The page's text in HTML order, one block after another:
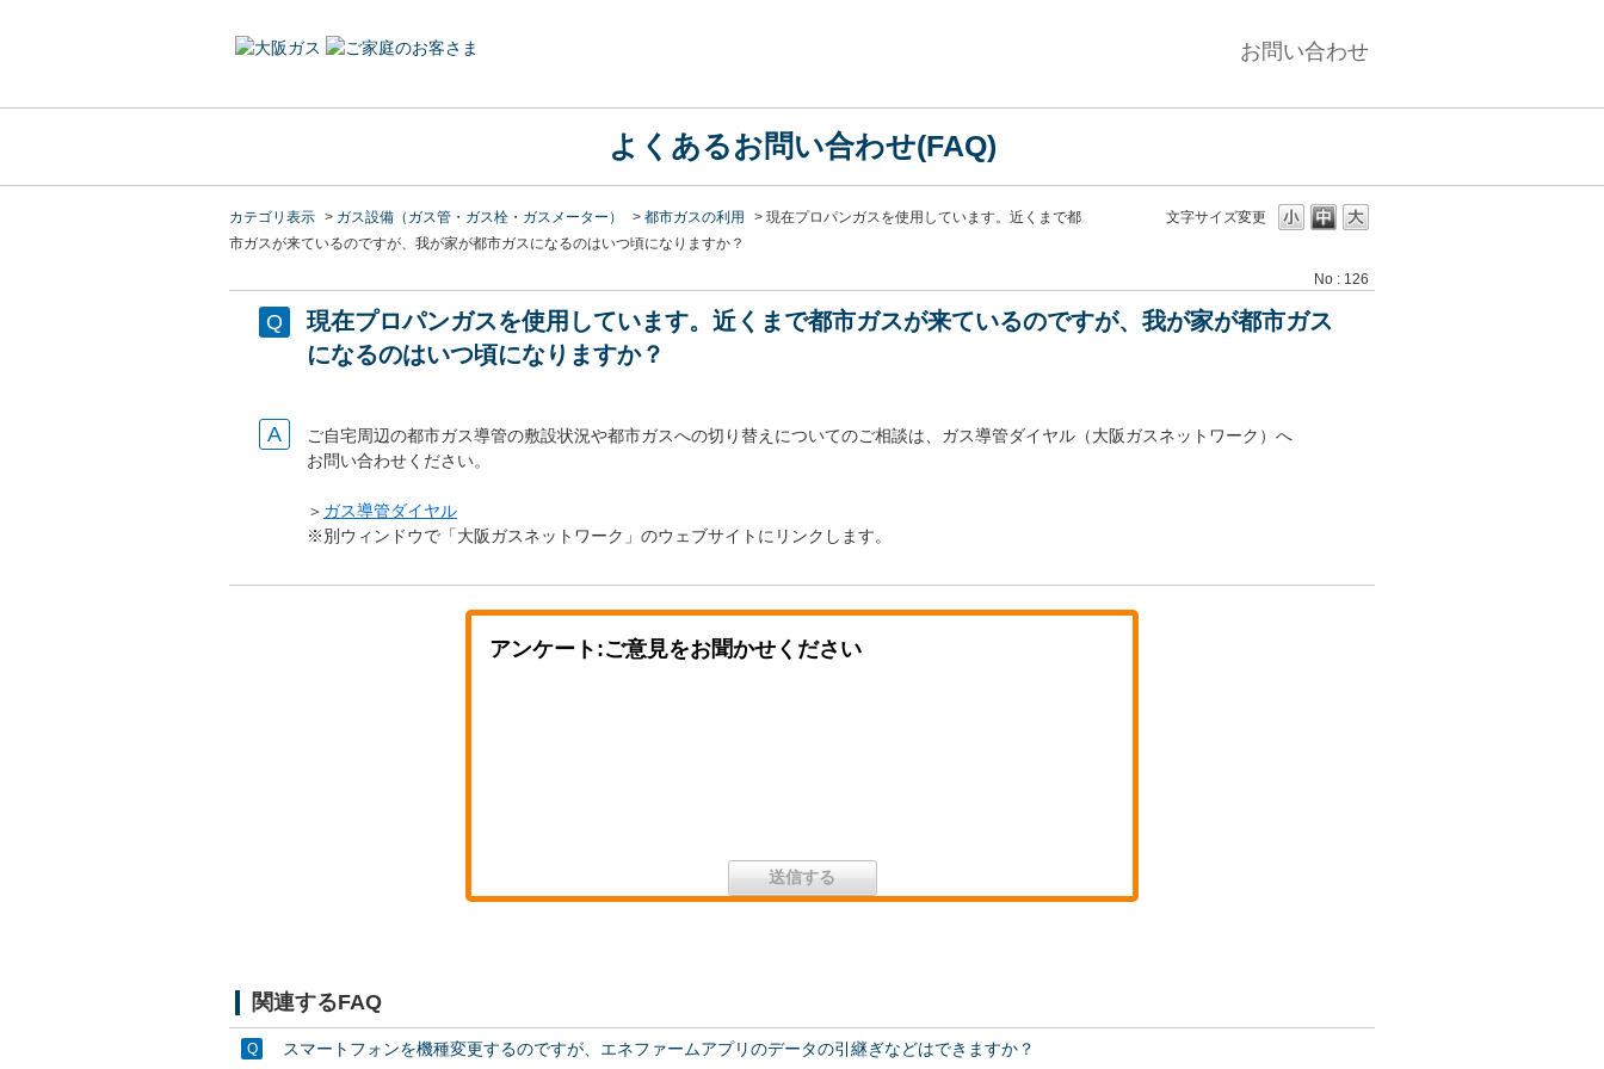
お問い合わせ
よくあるお問い合わせ(FAQ)
文字サイズ変更
カテゴリ表示 > ガス設備（ガス管・ガス栓・ガスメーター） > 都市ガスの利用 > 現在プロパンガスを使用しています。近くまで都
市ガスが来ているのですが、我が家が都市ガスになるのはいつ頃になりますか？
No : 126
現在プロパンガスを使用しています。近くまで都市ガスが来ているのですが、我が家が都市ガス
になるのはいつ頃になりますか？
ご自宅周辺の都市ガス導管の敷設状況や都市ガスへの切り替えについてのご相談は、ガス導管ダイヤル（大阪ガスネットワーク）へ
お問い合わせください。
＞ ガス導管ダイヤル
※別ウィンドウで「大阪ガスネットワーク」のウェブサイトにリンクします。
アンケート:ご意見をお聞かせください
関連するFAQ
スマートフォンを機種変更するのですが、エネファームアプリのデータの引継ぎなどはできますか？